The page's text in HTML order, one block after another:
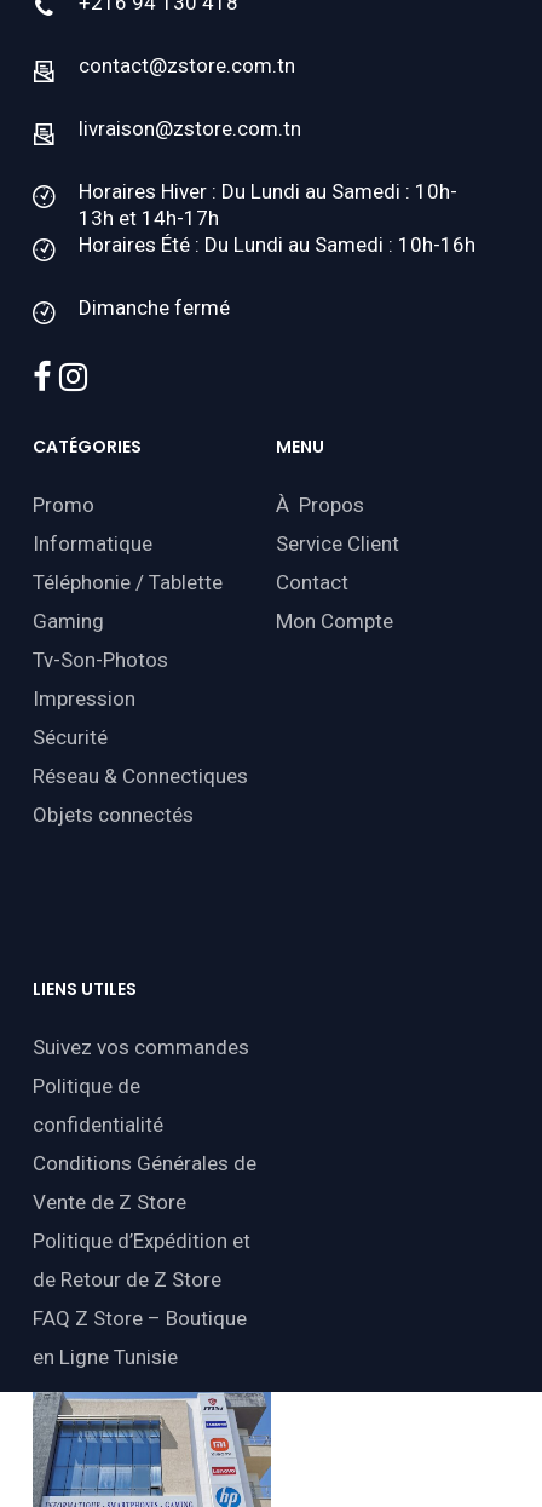
contact@zstore.com.tn
livraison@zstore.com.tn
Horaires Hiver : Du Lundi au Samedi : 10h-
13h et 14h-17h
Horaires Été : Du Lundi au Samedi : 10h-16h
Dimanche fermé
facebook
instagram
CATÉGORIES
Promo
Informatique
Téléphonie / Tablette
Gaming
Tv-Son-Photos
Impression
Sécurité
Réseau & Connectiques
Objets connectés
MENU
À Propos
Service Client
Contact
Mon Compte
LIENS UTILES
Suivez vos commandes
Politique de
confidentialité
Conditions Générales de
Vente de Z Store
Politique d’Expédition et
de Retour de Z Store
FAQ Z Store – Boutique
en Ligne Tunisie